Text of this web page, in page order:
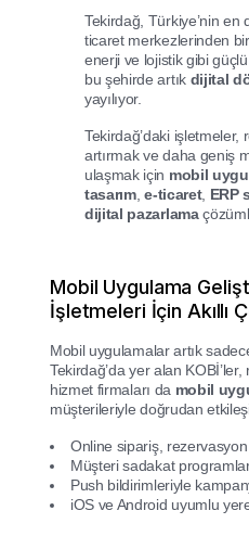
Tekirdağ, Türkiye’nin en
ticaret merkezlerinden
enerji ve lojistik gibi
bu şehirde artık dijital
yayılıyor.
Tekirdağ’daki işletmeler,
artırmak ve daha geniş
ulaşmak için mobil
tasarım,e-ticaret, ERP
dijital pazarlama
Mobil Uygulama
İşletmeleri İçin Akıllı
Mobil uygulamalar artık
Tekirdağ’da yer alan
hizmet firmaları da mobil
müşterileriyle doğrudan
Online sipariş,
Müşteri sadakat
Push bildirimleriyle
iOS ve Android uyumlu